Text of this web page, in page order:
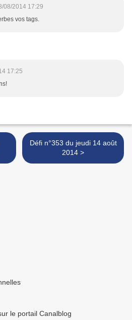
08/2014 17:29
vos tags.
17:25
Défi n°353 du jeudi 14 août
2014 >
le portail Canalblog